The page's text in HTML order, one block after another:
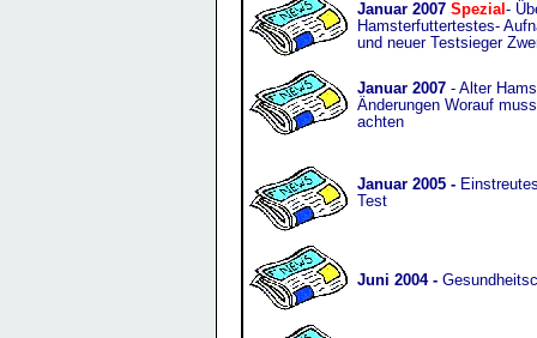
Januar 2007 Spezial -
Hamsterfuttertestes-
und neuer Testsieger
Januar 2007 - Alter
Änderungen Worauf
achten
Januar 2005 -
Test
Juni 2004 -